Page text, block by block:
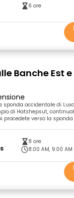
6 ore
Banche Est
occidentale di
di Hatshepsut,
procedete verso la
8 ore
8:00 AM, 9:00 AM